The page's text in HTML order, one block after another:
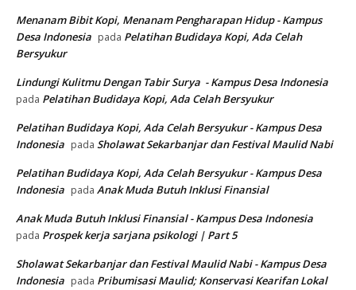
Menanam Bibit Kopi, Menanam Pengharapan Hidup - Kampus
Desa Indonesia pada Pelatihan Budidaya Kopi, Ada Celah
Bersyukur
Lindungi Kulitmu Dengan Tabir Surya - Kampus Desa Indonesia
pada Pelatihan Budidaya Kopi, Ada Celah Bersyukur
Pelatihan Budidaya Kopi, Ada Celah Bersyukur - Kampus Desa
Indonesia pada Sholawat Sekarbanjar dan Festival Maulid Nabi
Pelatihan Budidaya Kopi, Ada Celah Bersyukur - Kampus Desa
Indonesia pada Anak Muda Butuh Inklusi Finansial
Anak Muda Butuh Inklusi Finansial - Kampus Desa Indonesia
pada Prospek kerja sarjana psikologi | Part 5
Sholawat Sekarbanjar dan Festival Maulid Nabi - Kampus Desa
Indonesia pada Pribumisasi Maulid; Konservasi Kearifan Lokal